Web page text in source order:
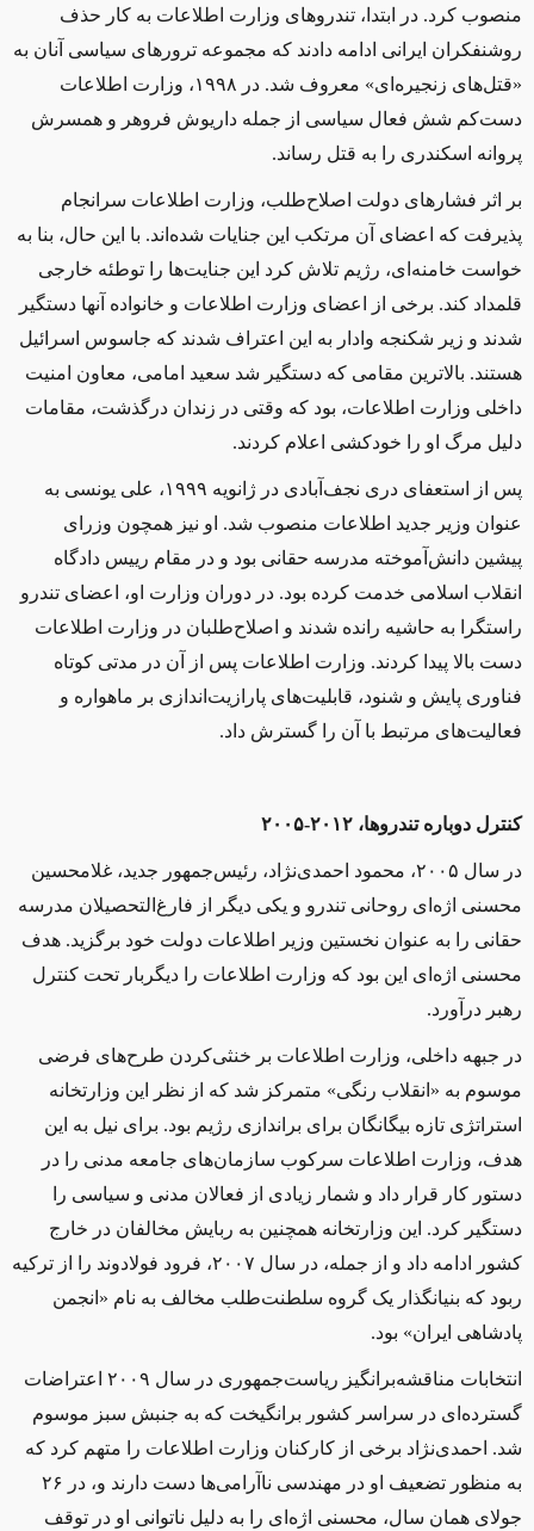
منصوب کرد. در ابتدا، تندروهای وزارت اطلاعات به کار حذف
روشنفکران ایرانی ادامه دادند که مجموعه ترورهای سیاسی آنان به
«قتل‌های زنجیره‌ای» معروف شد. در ۱۹۹۸، وزارت اطلاعات
دست‌کم شش فعال سیاسی از جمله داریوش فروهر و همسرش
پروانه اسکندری را به قتل رساند.
بر اثر فشارهای دولت اصلاح‌طلب، وزارت اطلاعات سرانجام
پذیرفت که اعضای آن مرتکب این جنایات شده‌‌اند. با این حال، بنا به
خواست خامنه‌ای، رژیم تلاش کرد این جنایت‌ها را توطئه خارجی
قلمداد کند. برخی از اعضای وزارت اطلاعات و خانواده آنها دستگیر
شدند و زیر شکنجه وادار به این اعتراف شدند که جاسوس اسرائیل
هستند. بالاترین مقامی که دستگیر شد سعید امامی، معاون امنیت
داخلی وزارت اطلاعات، بود که وقتی در زندان درگذشت، مقامات
دلیل مرگ او را خودکشی اعلام کردند.
پس از استعفای دری نجف‌آبادی در ژانویه ۱۹۹۹، علی یونسی به
عنوان وزیر جدید اطلاعات منصوب شد. او نیز همچون وزرای
پیشین دانش‌آموخته مدرسه حقانی بود و در مقام رییس دادگاه
انقلاب اسلامی خدمت کرده‌ بود. در دوران وزارت او، اعضای تندرو
راستگرا به حاشیه رانده ‌شدند و اصلاح‌طلبان در وزارت اطلاعات
دست بالا پیدا کردند. وزارت اطلاعات پس از آن در مدتی کوتاه
فناوری پایش و شنود، قابلیت‌های پارازیت‌اندازی بر ماهواره و
فعالیت‌های مرتبط با آن را گسترش داد.
کنترل دوباره تندروها، ۲۰۱۲-۲۰۰۵
در سال ۲۰۰۵، محمود احمدی‌نژاد، رئیس‌جمهور جدید، غلامحسین
محسنی اژه‌ای روحانی تندرو و یکی دیگر از فارغ‌التحصیلان مدرسه
حقانی را به عنوان نخستین وزیر اطلاعات دولت خود برگزید. هدف
محسنی اژه‌ای این بود که وزارت اطلاعات را دیگربار تحت کنترل
رهبر در‌آورد.
در جبهه داخلی، وزارت اطلاعات بر خنثی‌کردن طرح‌های فرضی
موسوم به «انقلاب رنگی» متمرکز شد که از نظر این وزارتخانه
استراتژی تازه بیگانگان برای براندازی رژیم بود. برای نیل به این
هدف، وزارت اطلاعات سرکوب سازمان‌های جامعه مدنی را در
دستور کار قرار‌ داد و شمار زیادی از فعالان مدنی و سیاسی را
دستگیر کرد. این وزارتخانه همچنین به ربایش مخالفان در خارج
کشور ادامه داد و از جمله، در سال ۲۰۰۷، فرود فولادوند را از ترکیه
ربود که بنیانگذار یک گروه سلطنت‌طلب مخالف به نام «انجمن
پادشاهی ایران» بود.
انتخابات مناقشه‌برانگیز ریاست‌جمهوری در سال ۲۰۰۹ اعتراضات
گسترده‌ای در سراسر کشور برانگیخت که به جنبش سبز موسوم
شد. احمدی‌نژاد برخی از کارکنان وزارت اطلاعات را متهم کرد که
به منظور تضعیف او در مهندسی ناآرامی‌ها دست دارند و، در ۲۶
جولای همان سال، محسنی اژه‌ای را به دلیل ناتوانی او در توقف